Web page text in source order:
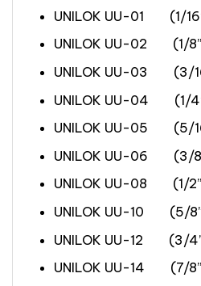
UNILOK UU-01 (1/
UNILOK UU-02 (1/
UNILOK UU-03 (3/
UNILOK UU-04 (1/
UNILOK UU-05 (5/
UNILOK UU-06 (3/
UNILOK UU-08 (1/
UNILOK UU-10 (5/
UNILOK UU-12 (3/
UNILOK UU-14 (7/